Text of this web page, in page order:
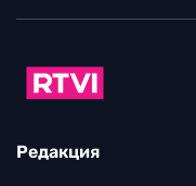
Редакция